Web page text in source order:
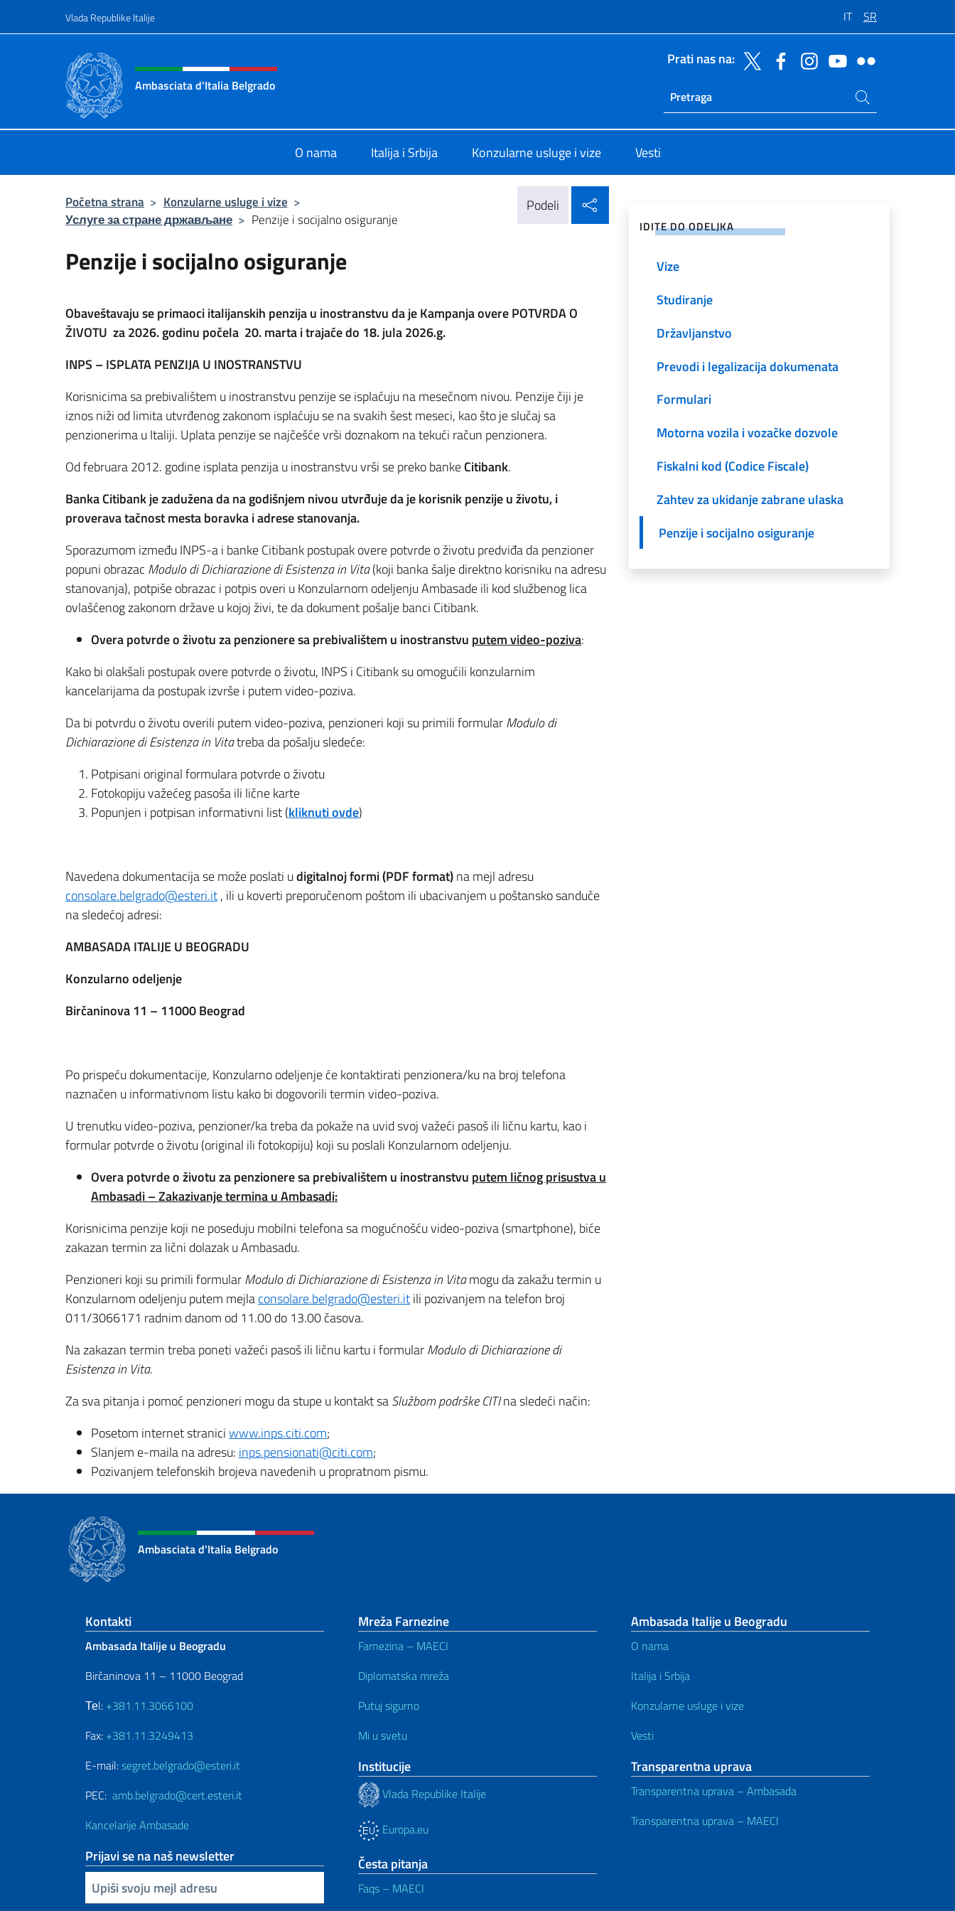
Vlada Republike Italije IT SR
Header, social and menu of site
Ambasciata d'Italia Belgrado
Prati nas na:
Ricerca sito live
Potraži na sajtu
O nama Italija i Srbija Konzularne usluge i vize Vesti
Početna strana > Konzularne usluge i vize >
Услуге за стране држављане > Penzije i socijalno osiguranje
Podeli
Penzije i socijalno osiguranje
Obaveštavaju se primaoci italijanskih penzija u inostranstvu da je Kampanja overe POTVRDA O
ŽIVOTU za 2026. godinu počela 20. marta i trajaće do 18. jula 2026.g.
INPS – ISPLATA PENZIJA U INOSTRANSTVU
Korisnicima sa prebivalištem u inostranstvu penzije se isplaćuju na mesečnom nivou. Penzije čiji je
iznos niži od limita utvrđenog zakonom isplaćuju se na svakih šest meseci, kao što je slučaj sa
penzionerima u Italiji. Uplata penzije se najčešće vrši doznakom na tekući račun penzionera.
Od februara 2012. godine isplata penzija u inostranstvu vrši se preko bankeCitibank.
Banka Citibank je zadužena da na godišnjem nivou utvrđuje da je korisnik penzije u životu, i
proverava tačnost mesta boravka i adrese stanovanja.
Sporazumom između INPS-a i banke Citibank postupak overe potvrde o životu predviđa da penzioner
popuni obrazac Modulo di Dichiarazione di Esistenza in Vita(koji banka šalje direktno korisniku na adresu
stanovanja), potpiše obrazac i potpis overi u Konzularnom odeljenju Ambasade ili kod službenog lica
ovlašćenog zakonom države u kojoj živi, te da dokument pošalje banci Citibank.
Overa potvrde o životu za penzionere sa prebivalištem u inostranstvu putem video-poziva:
Kako bi olakšali postupak overe potvrde o životu, INPS i Citibank su omogućili konzularnim
kancelarijama da postupak izvrše i putem video-poziva.
Da bi potvrdu o životu overili putem video-poziva, penzioneri koji su primili formularModulo di
Dichiarazione di Esistenza in Vitatreba da pošalju sledeće:
Potpisani original formulara potvrde o životu
Fotokopiju važećeg pasoša ili lične karte
Popunjen i potpisan informativni list (kliknuti ovde)
Navedena dokumentacija se može poslati udigitalnoj formi (PDF format)na mejl adresu
consolare.belgrado@esteri.it, ili u koverti preporučenom poštom ili ubacivanjem u poštansko sanduče
na sledećoj adresi:
AMBASADA ITALIJE U BEOGRADU
Konzularno odeljenje
Birčaninova 11 – 11000 Beograd
Po prispeću dokumentacije, Konzularno odeljenje će kontaktirati penzionera/ku na broj telefona
naznačen u informativnom listu kako bi dogovorili termin video-poziva.
U trenutku video-poziva, penzioner/ka treba da pokaže na uvid svoj važeći pasoš ili ličnu kartu, kao i
formular potvrde o životu (original ili fotokopiju) koji su poslali Konzularnom odeljenju.
Overa potvrde o životu za penzionere sa prebivalištem u inostranstvu putem ličnog prisustva u
Ambasadi – Zakazivanje termina u Ambasadi:
Korisnicima penzije koji ne poseduju mobilni telefona sa mogućnošću video-poziva (smartphone), biće
zakazan termin za lični dolazak u Ambasadu.
Penzioneri koji su primili formularModulo di Dichiarazione di Esistenza in Vitamogu da zakažu termin u
Konzularnom odeljenju putem mejlaconsolare.belgrado@esteri.itili pozivanjem na telefon broj
011/3066171 radnim danom od 11.00 do 13.00 časova.
Na zakazan termin treba poneti važeći pasoš ili ličnu kartu i formularModulo di Dichiarazione di
Esistenza in Vita.
Za sva pitanja i pomoć penzioneri mogu da stupe u kontakt saSlužbom podrške CITIna sledeći način:
Posetom internet straniciwww.inps.citi.com;
Slanjem e-maila na adresu: inps.pensionati@citi.com;
Pozivanjem telefonskih brojeva navedenih u propratnom pismu.
IDITE DO ODELJKA
Vize
Studiranje
Državljanstvo
Prevodi i legalizacija dokumenata
Formulari
Motorna vozila i vozačke dozvole
Fiskalni kod (Codice Fiscale)
Zahtev za ukidanje zabrane ulaska
Penzije i socijalno osiguranje
Ambasciata d'Italia Belgrado
Footer section
Kontakti
Ambasada Italije u Beogradu
Birčaninova 11 – 11000 Beograd
Теl: +381.11.3066100
Fax: +381.11.3249413
E-mail:segret.belgrado@esteri.it
PEC: amb.belgrado@cert.esteri.it
Kancelarije Ambasade
Prijavi se na naš newsletter
Upiši vaš imejl
Mreža Farnezine
Farnezina – MAECI
Diplomatska mreža
Putuj sigurno
Mi u svetu
Institucije
Vlada Republike Italije
Europa.eu
Česta pitanja
Faqs – MAECI
Ambasada Italije u Beogradu
O nama
Italija i Srbija
Konzularne usluge i vize
Vesti
Transparentna uprava
Transparentna uprava – Ambasada
Transparentna uprava – MAECI